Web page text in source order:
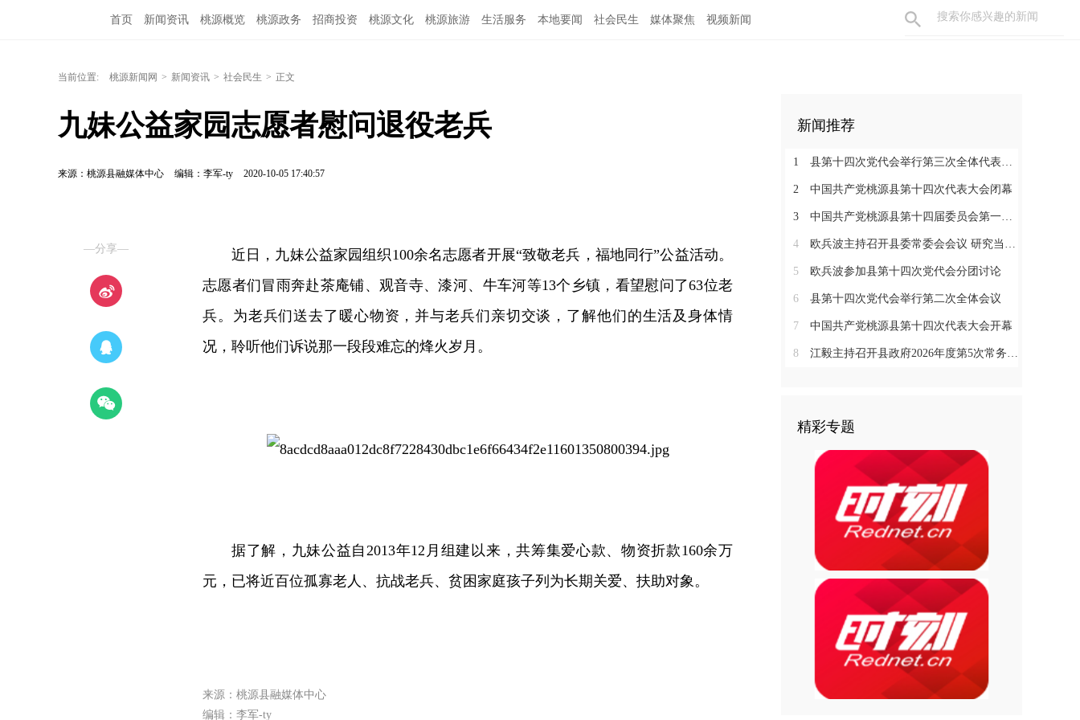
首页 新闻资讯 桃源概览 桃源政务 招商投资 桃源文化 桃源旅游 生活服务 本地要闻 社会民生 媒体聚焦 视频新闻
当前位置: 桃源新闻网 > 新闻资讯 > 社会民生 > 正文
九妹公益家园志愿者慰问退役老兵
来源：桃源县融媒体中心 编辑：李军-ty 2020-10-05 17:40:57
—分享—
近日，九妹公益家园组织100余名志愿者开展“致敬老兵，福地同行”公益活动。
志愿者们冒雨奔赴茶庵铺、观音寺、漆河、牛车河等13个乡镇，看望慰问了63位老
兵。为老兵们送去了暖心物资，并与老兵们亲切交谈，了解他们的生活及身体情
况，聆听他们诉说那一段段难忘的烽火岁月。
据了解，九妹公益自2013年12月组建以来，共筹集爱心款、物资折款160余万
元，已将近百位孤寡老人、抗战老兵、贫困家庭孩子列为长期关爱、扶助对象。
来源：桃源县融媒体中心
编辑：李军-ty
新闻推荐
1 县第十四次党代会举行第三次全体代表会议
2 中国共产党桃源县第十四次代表大会闭幕
3 中国共产党桃源县第十四届委员会第一次全体会议召开
4 欧兵波主持召开县委常委会会议 研究当前重点工作
5 欧兵波参加县第十四次党代会分团讨论
6 县第十四次党代会举行第二次全体会议
7 中国共产党桃源县第十四次代表大会开幕
8 江毅主持召开县政府2026年度第5次常务会议
精彩专题